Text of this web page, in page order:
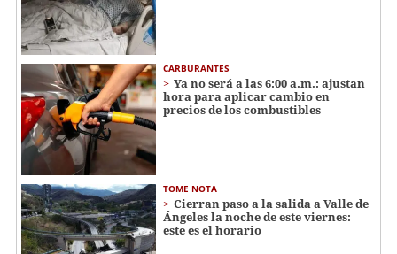
CARBURANTES
Ya no será a las 6:00 a.m.: ajustan
hora para aplicar cambio en
precios de los combustibles
TOME NOTA
Cierran paso a la salida a Valle de
Ángeles la noche de este viernes:
este es el horario